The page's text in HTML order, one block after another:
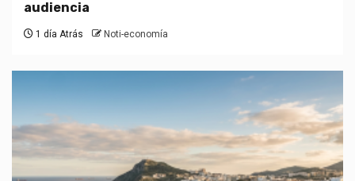
audiencia
1 día Atrás Noti-economía